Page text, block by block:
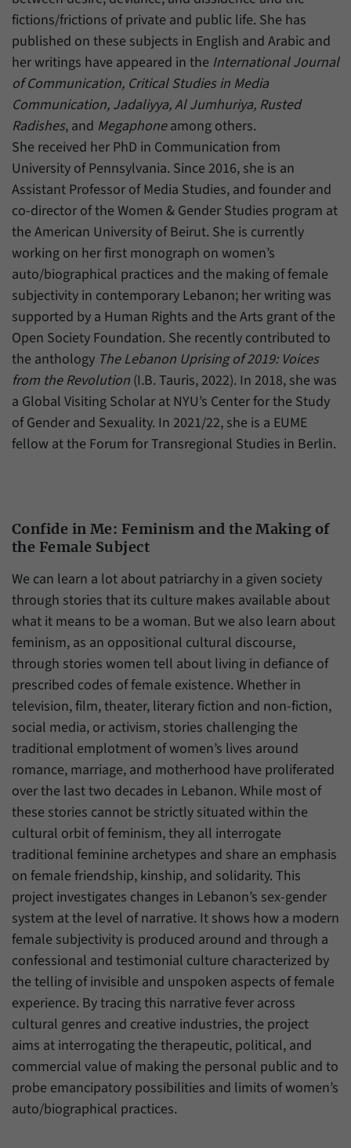
fictions/frictions of private and public life. She has
published on these subjects in English and Arabic and
her writings have appeared in the International Journal
of Communication, Critical Studies in Media
Communication, Jadaliyya, Al Jumhuriya, Rusted
Radishes, and Megaphoneamong others.
She received her PhD in Communication from
University of Pennsylvania. Since 2016, she is an
Assistant Professor of Media Studies, and founder and
co-director of the Women & Gender Studies program at
the American University of Beirut. She is currently
working on her first monograph on women’s
auto/biographical practices and the making of female
subjectivity in contemporary Lebanon; her writing was
supported by a Human Rights and the Arts grant of the
Open Society Foundation. She recently contributed to
the anthology The Lebanon Uprising of 2019: Voices
from the Revolution (I.B. Tauris, 2022). In 2018, she was
a Global Visiting Scholar at NYU’s Center for the Study
of Gender and Sexuality. In 2021/22, she is a EUME
fellow at the Forum for Transregional Studies in Berlin.
Confide in Me: Feminism and the Making of
the Female Subject
We can learn a lot about patriarchy in a given society
through stories that its culture makes available about
what it means to be a woman. But we also learn about
feminism, as an oppositional cultural discourse,
through stories women tell about living in defiance of
prescribed codes of female existence. Whether in
television, film, theater, literary fiction and non-fiction,
social media, or activism, stories challenging the
traditional emplotment of women’s lives around
romance, marriage, and motherhood have proliferated
over the last two decades in Lebanon. While most of
these stories cannot be strictly situated within the
cultural orbit of feminism, they all interrogate
traditional feminine archetypes and share an emphasis
on female friendship, kinship, and solidarity. This
project investigates changes in Lebanon’s sex-gender
system at the level of narrative. It shows how a modern
female subjectivity is produced around and through a
confessional and testimonial culture characterized by
the telling of invisible and unspoken aspects of female
experience. By tracing this narrative fever across
cultural genres and creative industries, the project
aims at interrogating the therapeutic, political, and
commercial value of making the personal public and to
probe emancipatory possibilities and limits of women’s
auto/biographical practices.
Zweck
generierte ID, für die historische Speicherung
Ihrer vorgenommen Einstellungen, falls der
Webseiten-Betreiber dies eingestellt hat.
Name _pk_ref
Anbieter Matomo
6 Monate
Mit diesem Cookie können wir speichern, von
welcher Internetseite oder Suchmaschine
Besucher durch eine Verlinkung auf unsere
Internetseite weitergeleitet wurden.
Name _pk_ses
Anbieter Matomo
Laufzeit 30 Minuten
Zweck
Mit diesem Cookie können wir für kurze Zeit
Daten über den aktuellen Aufenthalt von
Besuchern auf unserer Internetseite
speichern.